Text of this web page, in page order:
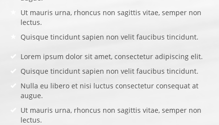
Ut mauris urna, rhoncus non sagittis vitae, semper non
lectus.
Quisque tincidunt sapien non velit faucibus tincidunt.
Lorem ipsum dolor sit amet, consectetur adipiscing elit.
Quisque tincidunt sapien non velit faucibus tincidunt.
Nulla eu libero et nisi luctus consectetur consequat at
augue.
Ut mauris urna, rhoncus non sagittis vitae, semper non
lectus.